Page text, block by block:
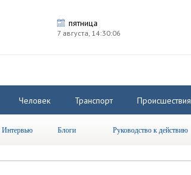
пятница
7 августа, 14:30:07
Человек Транспорт Происшествия
Интервью Блоги Руководство к действию